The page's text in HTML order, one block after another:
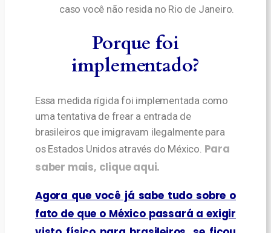
caso você não resida no Rio de Janeiro.
Porque foi
implementado?
Essa medida rígida foi implementada como
uma tentativa de frear a entrada de
brasileiros que imigravam ilegalmente para
os Estados Unidos através do México. Para
saber mais, clique aqui.
Agora que você já sabe tudo sobre o
fato de que o México passará a exigir